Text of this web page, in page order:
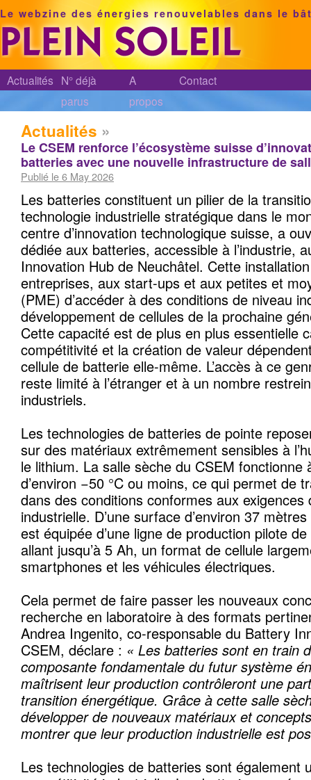
Le webzine des énergies renouvelables dans le
Actualités N° déjà
parus
A
propos
Contact
Actualités »
Le CSEM renforce l’écosystème suisse
batteries avec une nouvelle infrastructure de
Publié le 6 May 2026
Les batteries constituent un pilier de la
technologie industrielle stratégique dans le
centre d’innovation technologique suisse, a
dédiée aux batteries, accessible à l’industrie,
Innovation Hub de Neuchâtel. Cette
entreprises, aux start-ups et aux petites et
(PME) d’accéder à des conditions de niveau
développement de cellules de la prochaine
Cette capacité est de plus en plus essentielle
compétitivité et la création de valeur
cellule de batterie elle-même. L’accès à ce
reste limité à l’étranger et à un nombre
industriels.
Les technologies de batteries de pointe
sur des matériaux extrêmement sensibles à
le lithium. La salle sèche du CSEM fonctionne
d’environ −50 °C ou moins, ce qui permet de
dans des conditions conformes aux exigences
industrielle. D’une surface d’environ 37
est équipée d’une ligne de production pilote
allant jusqu’à 5 Ah, un format de cellule
smartphones et les véhicules électriques.
Cela permet de faire passer les nouveaux
recherche en laboratoire à des formats
Andrea Ingenito, co-responsable du Battery
CSEM, déclare : « Les batteries sont en train
composante fondamentale du futur système
maîtrisent leur production contrôleront une
transition énergétique. Grâce à cette salle
développer de nouveaux matériaux et
montrer que leur production industrielle est
Les technologies de batteries sont également